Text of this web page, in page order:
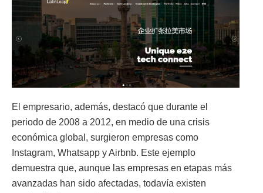
El empresario, además, destacó que durante el
periodo de 2008 a 2012, en medio de una crisis
económica global, surgieron empresas como
Instagram, Whatsapp y Airbnb. Este ejemplo
demuestra que, aunque las empresas en etapas más
avanzadas han sido afectadas, todavía existen